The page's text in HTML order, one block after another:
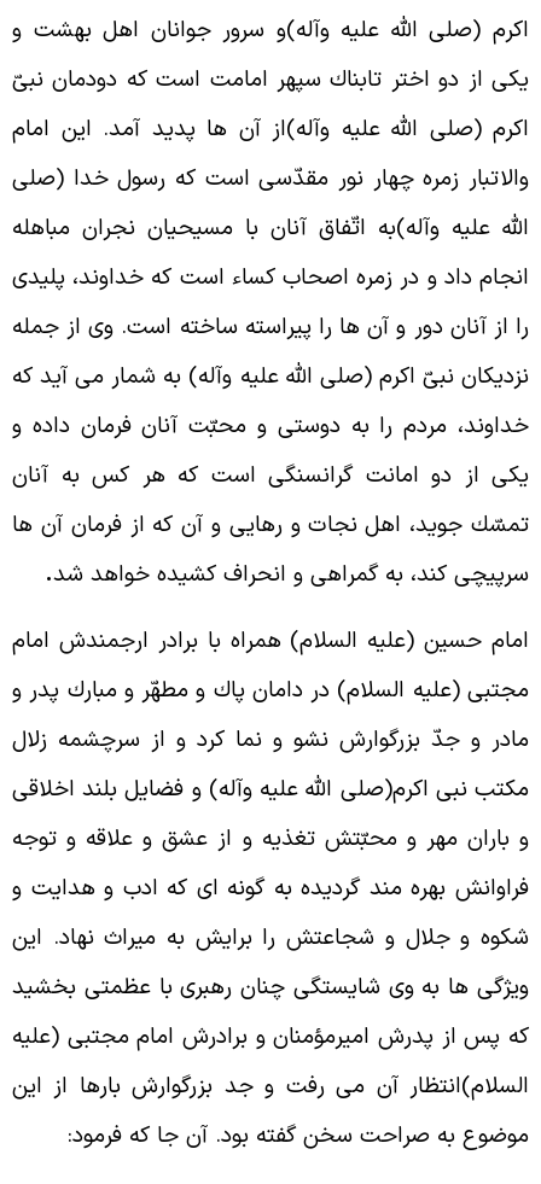
(صلى الله عليه وآله)و سرور جوانان اهل بهشت و
از دو اختر تابناك سپهر امامت است که دودمان نبىّ
(صلى الله عليه وآله)از آن ها پديد آمد. اين امام
زمره چهار نور مقدّسى است که رسول خدا (صلى
عليه وآله)به اتّفاق آنان با مسيحيان نجران مباهله
داد و در زمره اصحاب کساء است که خداوند، پليدى
از آنان دور و آن ها را پيراسته ساخته است. وى از جمله
نبىّ اکرم (صلى الله عليه وآله) به شمار مى آيد که
مردم را به دوستى و محبّت آنان فرمان داده و
از دو امانت گرانسنگى است که هر کس به آنان
جويد، اهل نجات و رهايى و آن که از فرمان آن ها
کند، به گمراهى و انحراف کشيده خواهد شد.
حسين (عليه السلام) همراه با برادر ارجمندش امام
(عليه السلام) در دامان پاك و مطهّر و مبارك پدر و
و جدّ بزرگوارش نشو و نما کرد و از سرچشمه زلال
نبى اکرم(صلى الله عليه وآله) و فضايل بلند اخلاقى
باران مهر و محبّتش تغذيه و از عشق و علاقه و توجه
بهره مند گرديده به گونه اى که ادب و هدايت و
و جلال و شجاعتش را برايش به ميراث نهاد. اين
ها به وى شايستگى چنان رهبرى با عظمتى بخشيد
پس از پدرش اميرمؤمنان و برادرش امام مجتبى (عليه
آن مى رفت و جد بزرگوارش بارها از اين
به صراحت سخن گفته بود. آن جا که فرمود: